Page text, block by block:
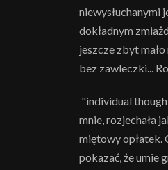
niewysłuchanymi
dokładnym
jeszcze zbyt
bez zawleczki...
"individual
mnie, rozjechała
miętowy opłatek.
pokazać, że umie